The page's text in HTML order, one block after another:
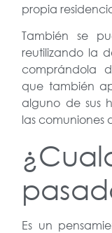
propia
También se
reutilizando la
comprándola
que también
alguno de sus
las comuniones
Es un